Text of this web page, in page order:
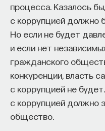
процесса. Казалось
с коррупцией должно
Но если не будет
и если нет
гражданского
конкуренции, власть
с коррупцией не
с коррупцией должно
общество.